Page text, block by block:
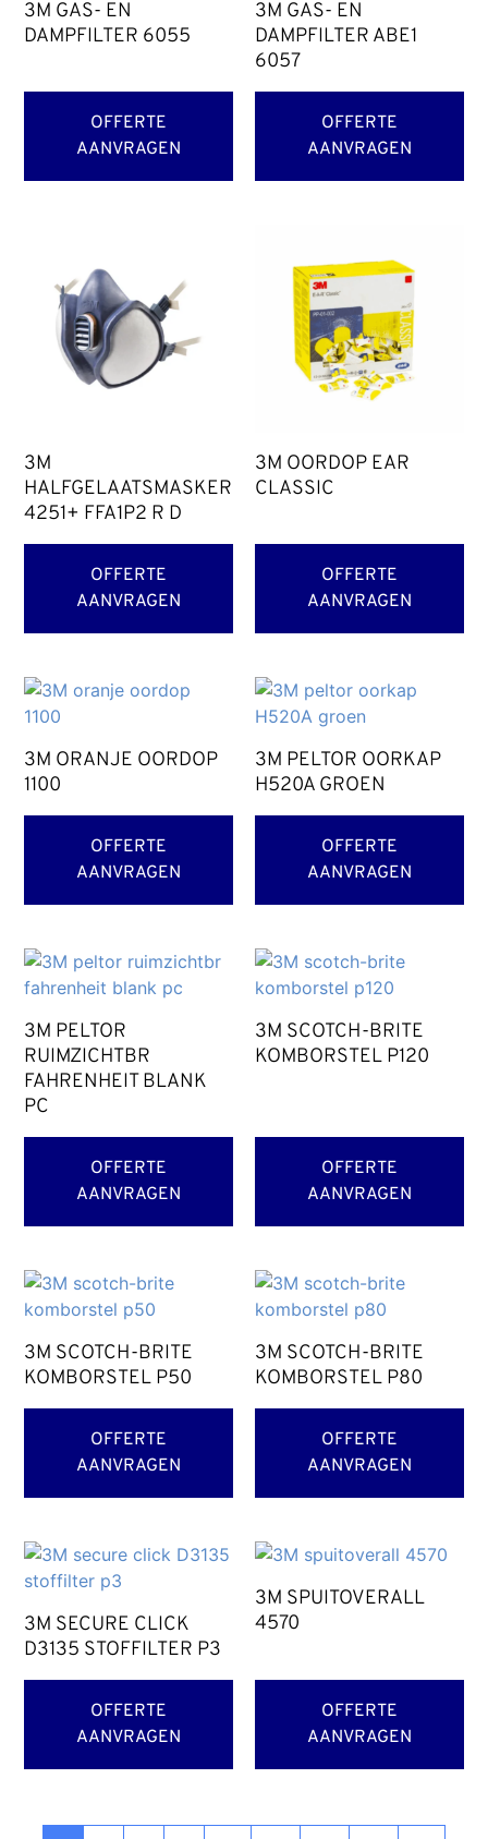
3M GAS- EN
DAMPFILTER 6055
OFFERTE
AANVRAGEN
3M GAS- EN
DAMPFILTER ABE1
6057
OFFERTE
AANVRAGEN
3M
HALFGELAATSMASKER
4251+ FFA1P2 R D
OFFERTE
AANVRAGEN
3M OORDOP EAR
CLASSIC
OFFERTE
AANVRAGEN
3M ORANJE OORDOP
1100
OFFERTE
AANVRAGEN
3M PELTOR OORKAP
H520A GROEN
OFFERTE
AANVRAGEN
3M PELTOR
RUIMZICHTBR
FAHRENHEIT BLANK
PC
OFFERTE
AANVRAGEN
3M SCOTCH-BRITE
KOMBORSTEL P120
OFFERTE
AANVRAGEN
3M SCOTCH-BRITE
KOMBORSTEL P50
OFFERTE
AANVRAGEN
3M SCOTCH-BRITE
KOMBORSTEL P80
OFFERTE
AANVRAGEN
3M SECURE CLICK
D3135 STOFFILTER P3
OFFERTE
AANVRAGEN
3M SPUITOVERALL
4570
OFFERTE
AANVRAGEN